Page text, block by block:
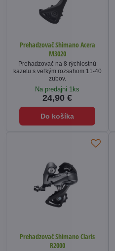
Prehadzovač Shimano Acera
M3020
Prehadzovač na 8 rýchlostnú
kazetu s veľkým rozsahom 11-40
zubov.
Na predajni 1ks
24,90 €
Do košíka
Prehadzovač Shimano Claris
R2000